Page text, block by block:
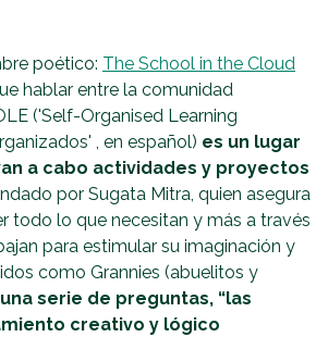
poético: The School in the Cloud
hablar entre la comunidad
('Self-Organised Learning
, en español) es un lugar
a cabo actividades y proyectos
por Sugata Mitra, quien asegura
todo lo que necesitan y más a través
para estimular su imaginación y
como Grannies (abuelitos y
serie de preguntas, “las
creativo y lógico